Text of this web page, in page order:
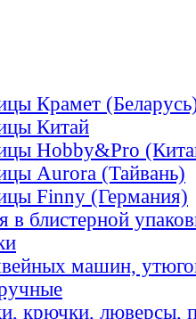
Крамет
Китай
Hobby&Pro
Aurora (Тайвань)
Finny (Германия)
в блистерной
машин,
крючки, люверсы,